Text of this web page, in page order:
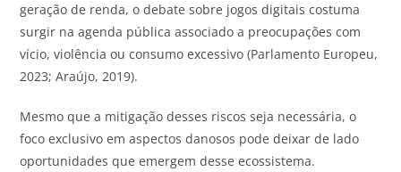
geração de renda, o debate sobre jogos digitais costuma
surgir na agenda pública associado a preocupações com
vício, violência ou consumo excessivo (Parlamento Europeu,
2023; Araújo, 2019).
Mesmo que a mitigação desses riscos seja necessária, o
foco exclusivo em aspectos danosos pode deixar de lado
oportunidades que emergem desse ecossistema.